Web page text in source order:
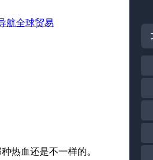
航全球贸易
热血还是不一样的。